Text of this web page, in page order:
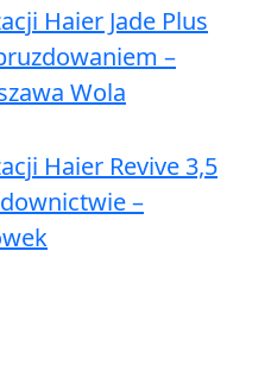
Haier Jade Plus
–
Wola
Haier Revive 3,5
–